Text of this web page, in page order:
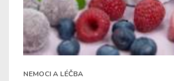
NEMOCI A LÉČBA